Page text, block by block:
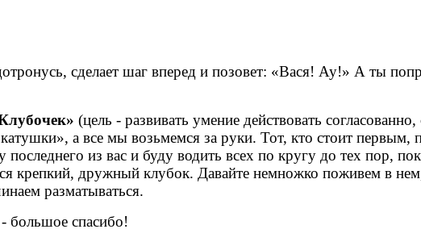
сделает шаг вперед и позовет: «Вася! Ау!» А ты
(цель - развивать умение действовать
а все мы возьмемся за руки. Тот, кто стоит первым,
из вас и буду водить всех по кругу до тех пор,
крепкий, дружный клубок. Давайте немножко поживем в
разматываться.
большое спасибо!